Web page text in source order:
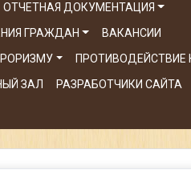
ОТЧЕТНАЯ ДОКУМЕНТАЦИЯ
ГРАЖДАН
ВАКАНСИИ
ПРОТИВОДЕЙСТВИЕ
ЗАЛ
РАЗРАБОТЧИКИ САЙТА